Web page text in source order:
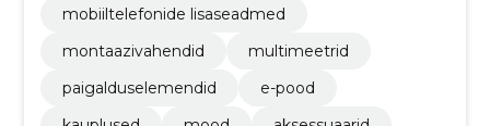
mobiiltelefonide lisaseadmed
montaazivahendid
multimeetrid
paigalduselemendid
e-pood